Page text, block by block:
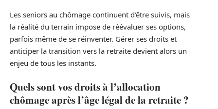
Les seniors au chômage continuent d’être suivis, mais
la réalité du terrain impose de réévaluer ses options,
parfois même de se réinventer. Gérer ses droits et
anticiper la transition vers la retraite devient alors un
enjeu de tous les instants.
Quels sont vos droits à l’allocation
chômage après l’âge légal de la retraite ?